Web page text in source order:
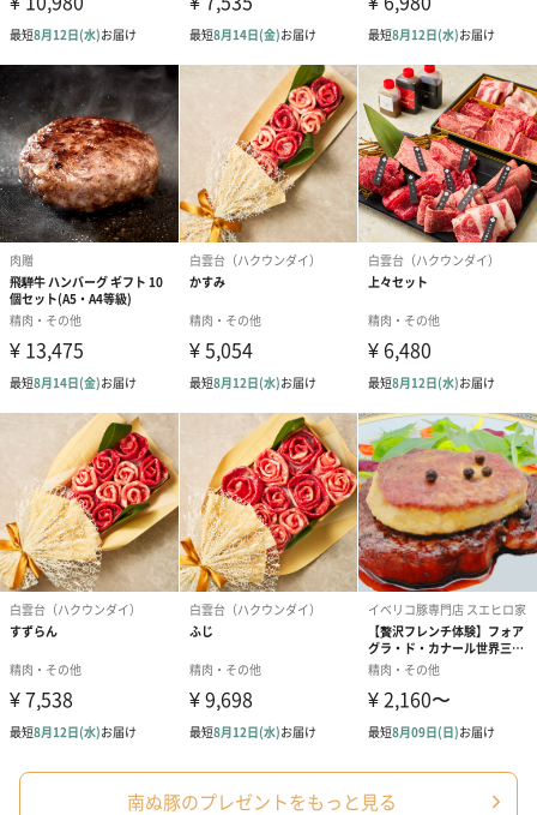
南ぬ豚のプレゼントをもっと見る